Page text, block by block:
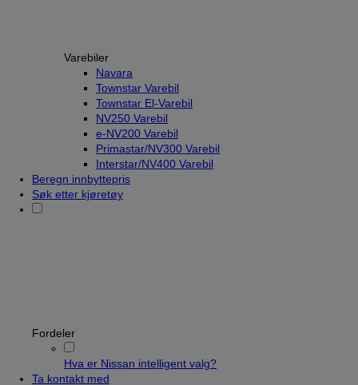
Varebiler
Navara
Townstar Varebil
Townstar El-Varebil
NV250 Varebil
e-NV200 Varebil
Primastar/NV300 Varebil
Interstar/NV400 Varebil
Beregn innbyttepris
Søk etter kjøretøy
Fordeler
Hva er Nissan intelligent valg?
Ta kontakt med